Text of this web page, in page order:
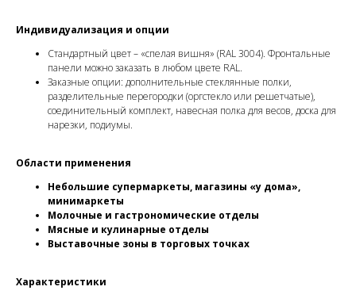
Индивидуализация и опции
Стандартный цвет – «спелая вишня» (RAL 3004). Фронтальные
панели можно заказать в любом цвете RAL.
Заказные опции: дополнительные стеклянные полки,
разделительные перегородки (оргстекло или решетчатые),
соединительный комплект, навесная полка для весов, доска для
нарезки, подиумы.
Области применения
Небольшие супермаркеты, магазины «у дома»,
минимаркеты
Молочные и гастрономические отделы
Мясные и кулинарные отделы
Выставочные зоны в торговых точках
Характеристики